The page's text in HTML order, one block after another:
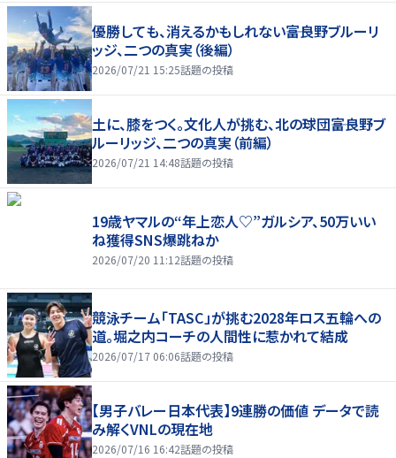
優勝しても、消えるかもしれない――富良野ブルーリ
ッジ、二つの真実（後編）
2026/07/21 15:25話題の投稿
土に、膝をつく。文化人が挑む、北の球団――富良野ブ
ルーリッジ、二つの真実（前編）
2026/07/21 14:48話題の投稿
19歳ヤマルの“年上恋人♡”ガルシア、50万いい
ね獲得SNS爆跳ねか
2026/07/20 11:12話題の投稿
競泳チーム「TASC」が挑む2028年ロス五輪への
道。堀之内コーチの人間性に惹かれて結成
2026/07/17 06:06話題の投稿
【男子バレー日本代表】9連勝の価値 データで読
み解くVNLの現在地
2026/07/16 16:42話題の投稿